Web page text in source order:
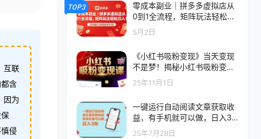
互联
含
因为
侵
TOP3
零成本副业｜拼多多虚拟店从
0到1全流程，矩阵玩法轻松日
入1k
5月2日
《小红书吸粉变现》当天变现
不是梦！揭秘小红书吸粉变现
的财富密码
25年11月1日
一键运行自动阅读文章获取收
益，有手机就可以做，日入3
张【揭秘】
25年7月28日